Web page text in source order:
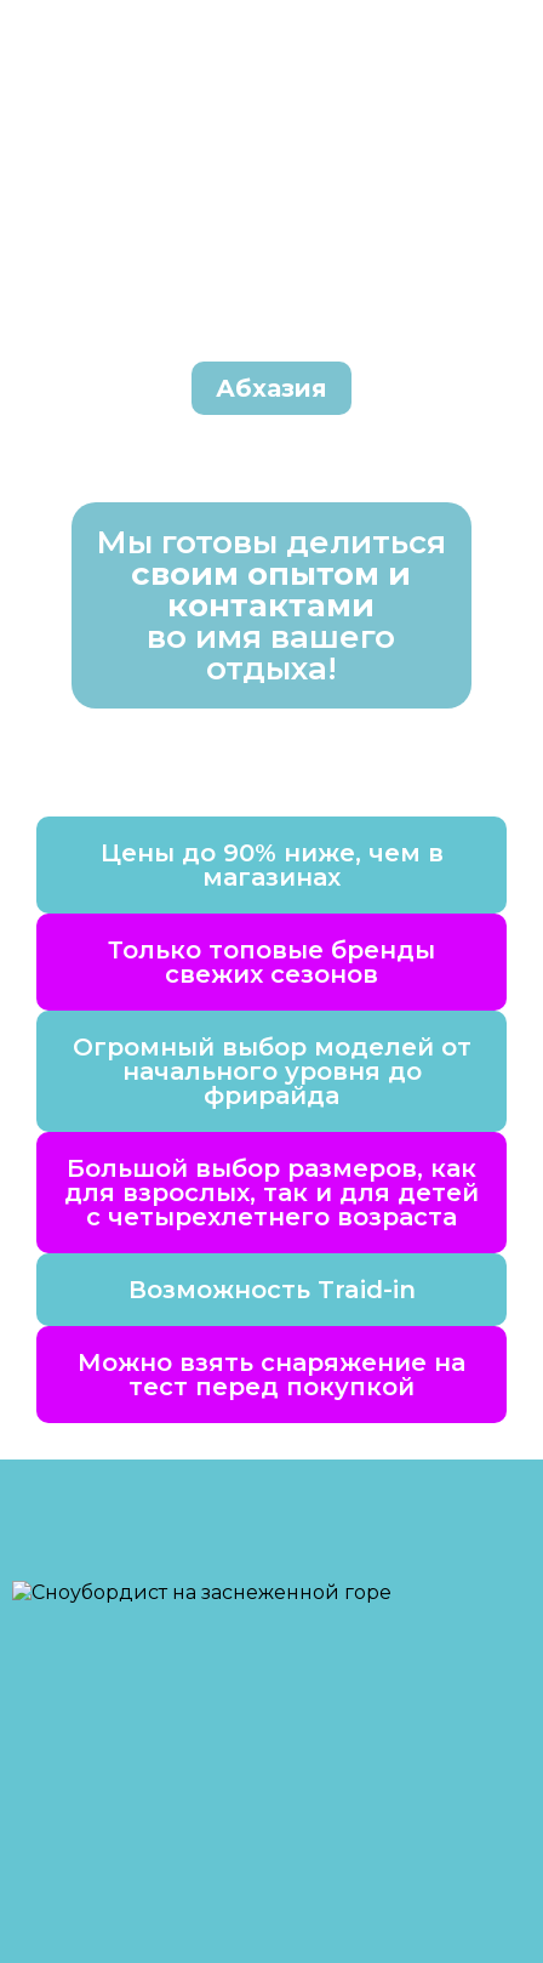
Абхазия
Мы готовы делиться
своим опытом и
контактами
во имя вашего
отдыха!
Цены до 90% ниже, чем в
магазинах
Только топовые бренды
свежих сезонов
Большой выбор размеров, как
для взрослых, так и для детей
с четырехлетнего возраста
Огромный выбор моделей от
начального уровня до
фрирайда
Возможность Traid-in
Можно взять снаряжение на
тест перед покупкой